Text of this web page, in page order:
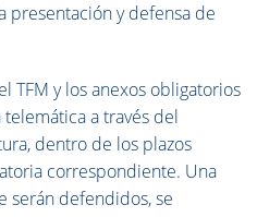
presentación y defensa de
TFM y los anexos obligatorios
a través del
dentro de los plazos
correspondiente. Una
serán defendidos, se